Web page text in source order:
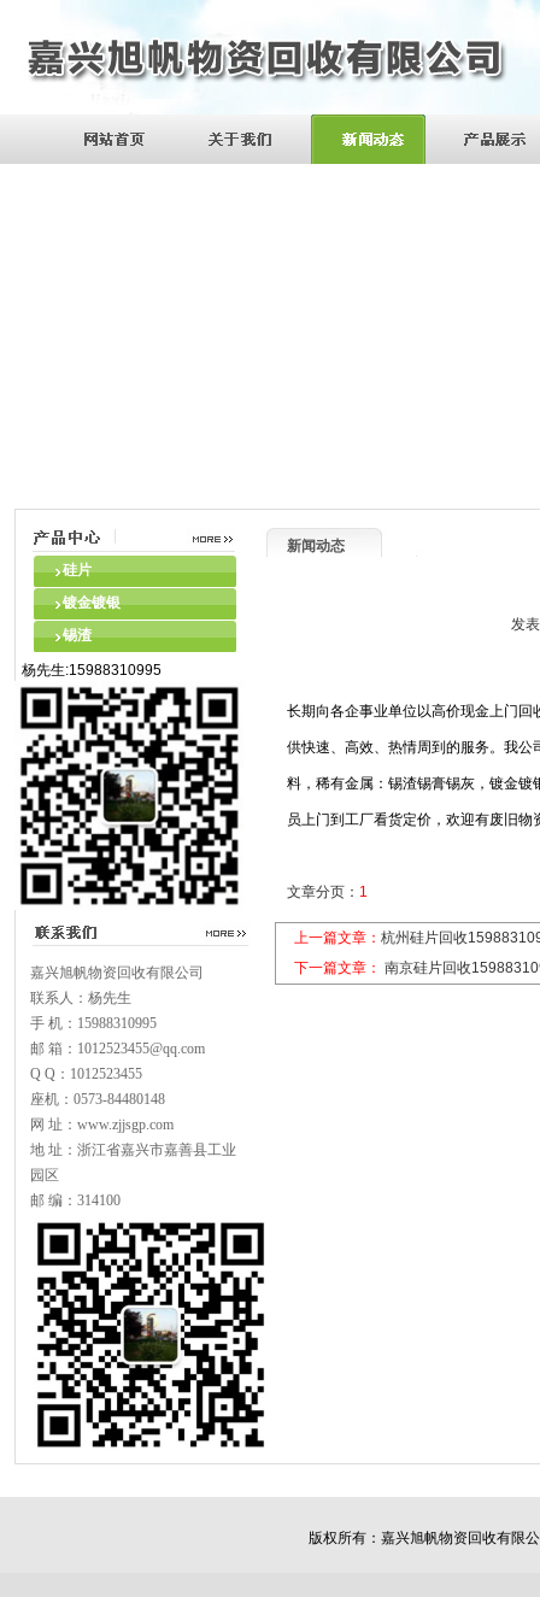
硅片
镀金镀银
锡渣
杨先生:15988310995
嘉兴旭帆物资回收有限公司
联系人：杨先生
手 机：15988310995
邮 箱：1012523455@qq.com
Q Q：1012523455
座机：0573-84480148
网 址：www.zjjsgp.com
地 址：浙江省嘉兴市嘉善县工业
园区
邮 编：314100
新闻动态
发
长期向各企事业单位以高价现金上门
供快速、高效、热情周到的服务。我
料，稀有金属：锡渣锡膏锡灰，镀金
员上门到工厂看货定价，欢迎有废旧
文章分页： 1
上一篇文章： 杭州硅片回收
下一篇文章： 南京硅片回收
版权所有： 嘉兴旭帆物资回收有限